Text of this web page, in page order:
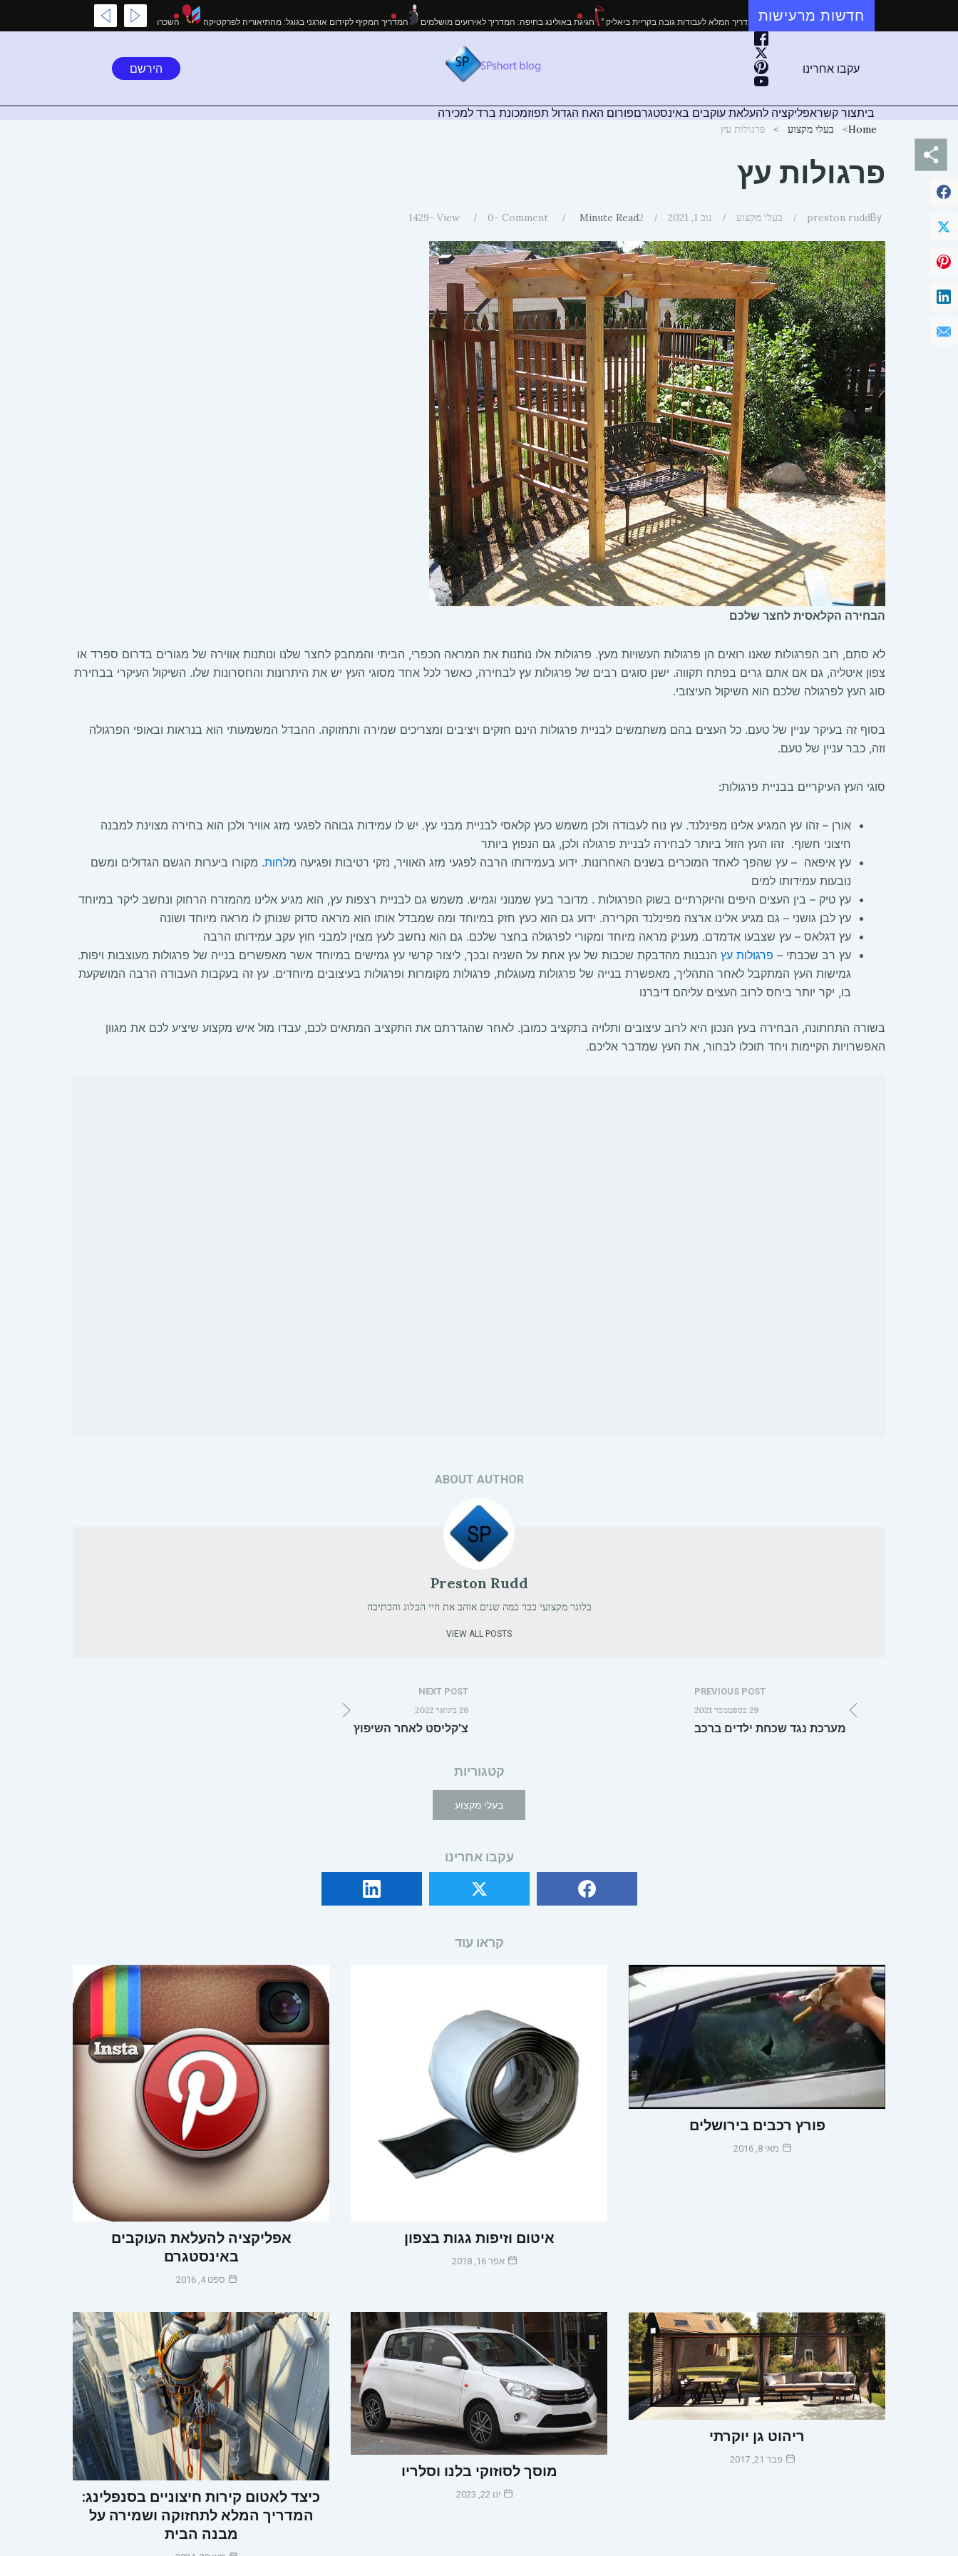
חדשות מרעישות
מקיף: כל מה שצריך לדעת על התקנת שלטים מקצועית מקצוענים בגובה: המדריך המלא לעבודות גובה בקריית ביאליק חגיגת באולינג בחיפה: המדריך לאירועים מושלמים המדריך המקיף לקידום אורגני בגוגל: מהתיאוריה לפרקטיקה השכרת מתנפחים בצפון:
עקבו אחרינו הירשם
ביתצור קשראפליקציה להעלאת עוקבים באינסטגרםפורום האח הגדול תפוזמכונת ברד למכירה
Home בעלי מקצוע פרגולות עץ
פרגולות עץ
By
preston rudd בעלי מקצוע נוב 1, 2021 2
Minute Read
0 Comment -
1429 View -
הבחירה הקלאסית לחצר שלכם
לא סתם, רוב הפרגולות שאנו רואים הן פרגולות העשויות מעץ. פרגולות אלו נותנות את המראה הכפרי, הביתי והמחבק לחצר שלנו ונותנות אווירה של מגורים בדרום ספרד או
צפון איטליה, גם אם אתם גרים בפתח תקווה. ישנן סוגים רבים של פרגולות עץ לבחירה, כאשר לכל אחד מסוגי העץ יש את היתרונות והחסרונות שלו. השיקול העיקרי בבחירת
סוג העץ לפרגולה שלכם הוא השיקול העיצובי.
בסוף זה בעיקר עניין של טעם. כל העצים בהם משתמשים לבניית פרגולות הינם חזקים ויציבים ומצריכים שמירה ותחזוקה. ההבדל המשמעותי הוא בנראות ובאופי הפרגולה
וזה, כבר עניין של טעם.
סוגי העץ העיקריים בבניית פרגולות:
אורן – זהו עץ המגיע אלינו מפינלנד. עץ נוח לעבודה ולכן משמש כעץ קלאסי לבניית מבני עץ. יש לו עמידות גבוהה לפגעי מזג אוויר ולכן הוא בחירה מצוינת למבנה
חיצוני חשוף. זהו העץ הזול ביותר לבחירה לבניית פרגולה ולכן, גם הנפוץ ביותר
עץ איפאה – עץ שהפך לאחד המוכרים בשנים האחרונות. ידוע בעמידותו הרבה לפגעי מזג האוויר, נזקי רטיבות ופגיעה מלחות. מקורו ביערות הגשם הגדולים ומשם
נובעות עמידותו למים
עץ טיק – בין העצים היפים והיוקרתיים בשוק הפרגולות . מדובר בעץ שמנוני וגמיש. משמש גם לבניית רצפות עץ, הוא מגיע אלינו מהמזרח הרחוק ונחשב ליקר במיוחד
עץ לבן גושני – גם מגיע אלינו ארצה מפינלנד הקרירה. ידוע גם הוא כעץ חזק במיוחד ומה שמבדל אותו הוא מראה סדוק שנותן לו מראה מיוחד ושונה
עץ דגלאס – עץ שצבעו אדמדם. מעניק מראה מיוחד ומקורי לפרגולה בחצר שלכם. גם הוא נחשב לעץ מצוין למבני חוץ עקב עמידותו הרבה
עץ רב שכבתי – פרגולות עץ הנבנות מהדבקת שכבות של עץ אחת על השניה ובכך, ליצור קרשי עץ גמישים במיוחד אשר מאפשרים בנייה של פרגולות מעוצבות ויפות.
גמישות העץ המתקבל לאחר התהליך, מאפשרת בנייה של פרגולות מעוגלות, פרגולות מקומרות ופרגולות בעיצובים מיוחדים. עץ זה בעקבות העבודה הרבה המושקעת
בו, יקר יותר ביחס לרוב העצים עליהם דיברנו
בשורה התחתונה, הבחירה בעץ הנכון היא לרוב עיצובים ותלויה בתקציב כמובן. לאחר שהגדרתם את התקציב המתאים לכם, עבדו מול איש מקצוע שיציע לכם את מגוון
האפשרויות הקיימות ויחד תוכלו לבחור, את העץ שמדבר אליכם.
ABOUT AUTHOR
Preston Rudd
בלוגר מקצועי כבר כמה שנים אוהב את חיי הבלוג והכתיבה
VIEW ALL POSTS
PREVIOUS POST
29 בספטמבר 2021
מערכת נגד שכחת ילדים ברכב
NEXT POST
26 בינואר 2022
צ'קליסט לאחר השיפוץ
קטגוריות
בעלי מקצוע
עקבו אחרינו
קראו עוד
פורץ רכבים בירושלים
מאי 8, 2016
איטום וזיפות גגות בצפון
אפר 16, 2018
אפליקציה להעלאת העוקבים
באינסטגרם
ספט 4, 2016
ריהוט גן יוקרתי
פבר 21, 2017
מוסך לסוזוקי בלנו וסלריו
ינו 22, 2023
כיצד לאטום קירות חיצוניים בסנפלינג:
המדריך המלא לתחזוקה ושמירה על
מבנה הבית